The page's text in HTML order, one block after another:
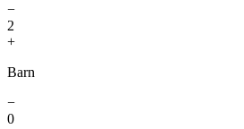
−
2
+
Barn
−
0